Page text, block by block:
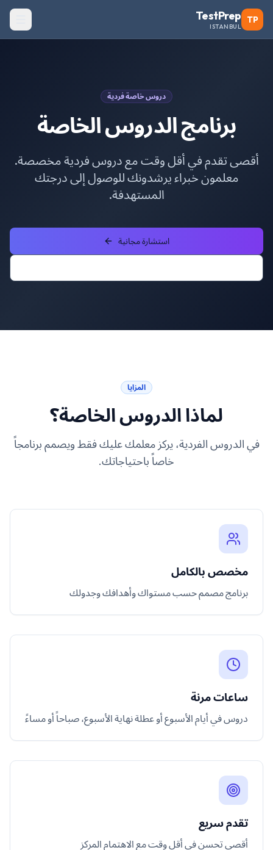
TP
TestPrep
ISTANBUL
دروس خاصة فردية
برنامج الدروس الخاصة
أقصى تقدم في أقل وقت مع دروس فردية مخصصة.
معلمون خبراء يرشدونك للوصول إلى درجتك
المستهدفة.
استشارة مجانية
المزايا
لماذا الدروس الخاصة؟
في الدروس الفردية، يركز معلمك عليك فقط ويصمم برنامجاً
خاصاً باحتياجاتك.
مخصص بالكامل
برنامج مصمم حسب مستواك وأهدافك وجدولك
ساعات مرنة
دروس في أيام الأسبوع أو عطلة نهاية الأسبوع، صباحاً أو مساءً
تقدم سريع
أقصى تحسن في أقل وقت مع الاهتمام المركز